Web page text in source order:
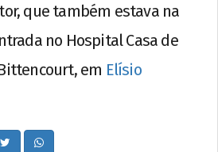
que também estava na
no Hospital Casa de
em Elísio